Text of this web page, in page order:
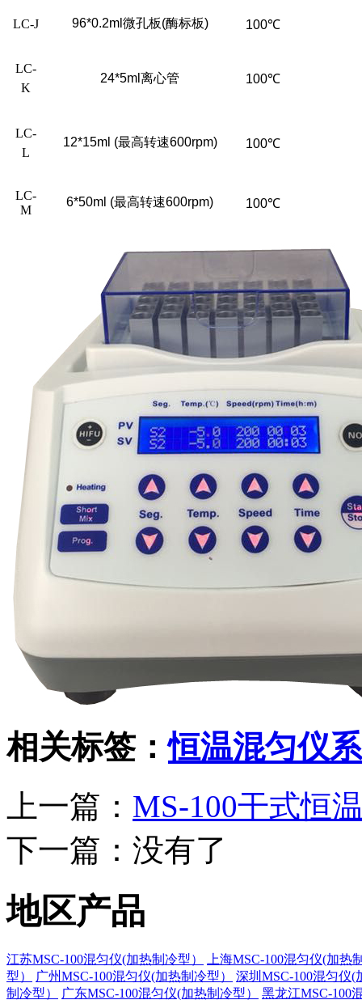
LC-J 96*0.2ml 微孔板(酶标板) 100℃
LC-
K
24*5ml 离心管 100℃
LC-
L
12*15ml (最高转速600rpm) 100℃
LC-
M
6*50ml (最高转速600rpm) 100℃
相关标签：恒温混匀仪
上一篇： MS-100干式恒
下一篇： 没有了
地区产品
江苏MSC-100混匀仪(加热制冷型）
上海MSC-100混匀仪(加热
型）
广州MSC-100混匀仪(加热制冷型）
深圳MSC-100混匀仪(
制冷型）
广东MSC-100混匀仪(加热制冷型） 黑龙江MSC-100